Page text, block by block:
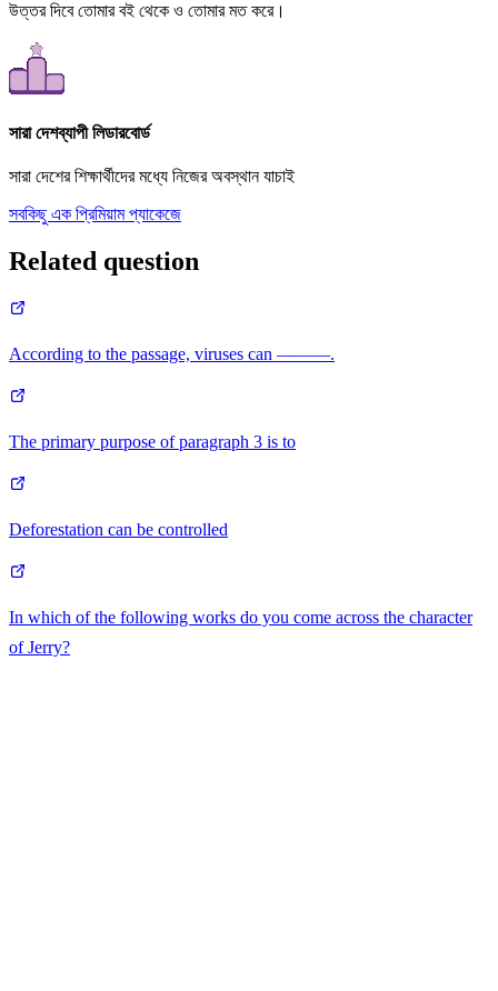
উত্তর দিবে তোমার বই থেকে ও তোমার মত করে।
সারা দেশব্যাপী লিডারবোর্ড
সারা দেশের শিক্ষার্থীদের মধ্যে নিজের অবস্থান যাচাই
সবকিছু এক প্রিমিয়াম প্যাকেজে
Related question
According to the passage, viruses can ———.
The primary purpose of paragraph 3 is to
Deforestation can be controlled
In which of the following works do you come across the character
of Jerry?